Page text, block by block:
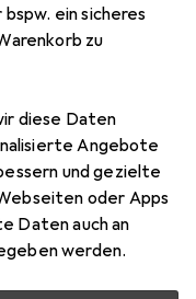
ein sicheres
zu
diese Daten
Angebote
und gezielte
oder Apps
Daten auch an
werden.